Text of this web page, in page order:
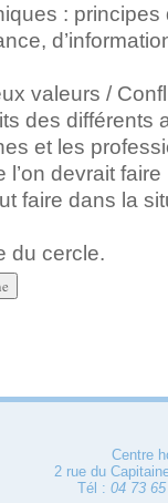
: principes
valeurs /
des différents
et les
devrait faire
faire dans la
du cercle.
Centre
2 rue du
Tél : 04 73